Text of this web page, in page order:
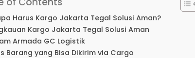
Harus Kargo Jakarta Tegal Solusi Aman?
Kargo Jakarta Tegal Solusi Aman
Armada GC Logistik
Barang yang Bisa Dikirim via Cargo